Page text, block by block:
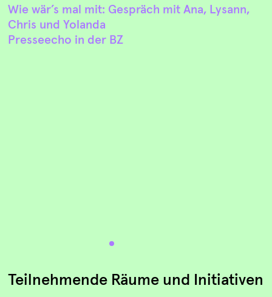
Wie wär’s mal mit: Gespräch mit Ana, Lysann,
Chris und Yolanda
Presseecho in der BZ
Teilnehmende Räume und Initiativen